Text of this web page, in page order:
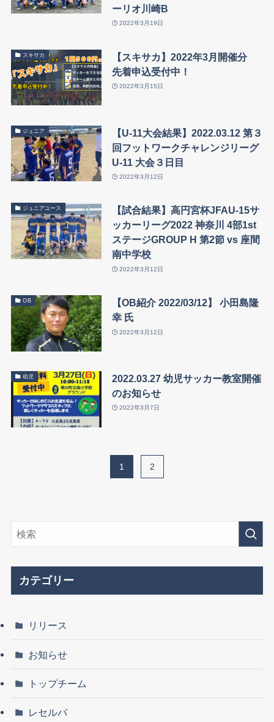
ーリオ川崎B
2022年3月19日
スキサカ
【スキサカ】2022年3月開催分
先着申込受付中！
2022年3月15日
ジュニア
【U-11大会結果】2022.03.12 第３
回フットワークチャレンジリーグ
U-11 大会３日目
2022年3月12日
ジュニアユース
【試合結果】高円宮杯JFAU-15サ
ッカーリーグ2022 神奈川 4部1st
ステージGROUP H 第2節 vs 座間
南中学校
2022年3月12日
OB
【OB紹介 2022/03/12】 小田島隆
幸 氏
2022年3月12日
幼児
2022.03.27 幼児サッカー教室開催
のお知らせ
2022年3月7日
1 2
カテゴリー
リリース
お知らせ
トップチーム
レセルバ